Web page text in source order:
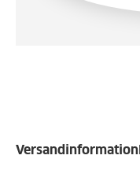
Versandinformation